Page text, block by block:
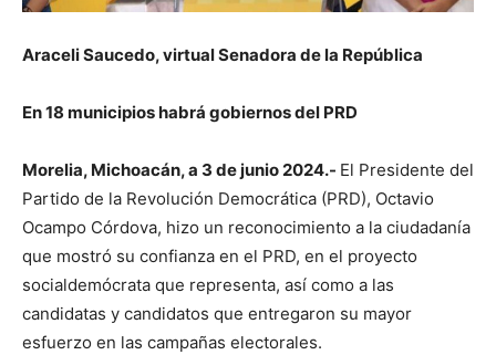
Araceli Saucedo, virtual Senadora de la República
En 18 municipios habrá gobiernos del PRD
Morelia, Michoacán, a 3 de junio 2024.- El Presidente del
Partido de la Revolución Democrática (PRD), Octavio
Ocampo Córdova, hizo un reconocimiento a la ciudadanía
que mostró su confianza en el PRD, en el proyecto
socialdemócrata que representa, así como a las
candidatas y candidatos que entregaron su mayor
esfuerzo en las campañas electorales.